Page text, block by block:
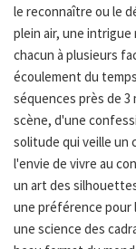
le reconnaître ou le
plein air, une intrigue
chacun à plusieurs
écoulement du
séquences près de
scène, d'une
solitude qui veille un
l'envie de vivre au
un art des
une préférence pour
une science des